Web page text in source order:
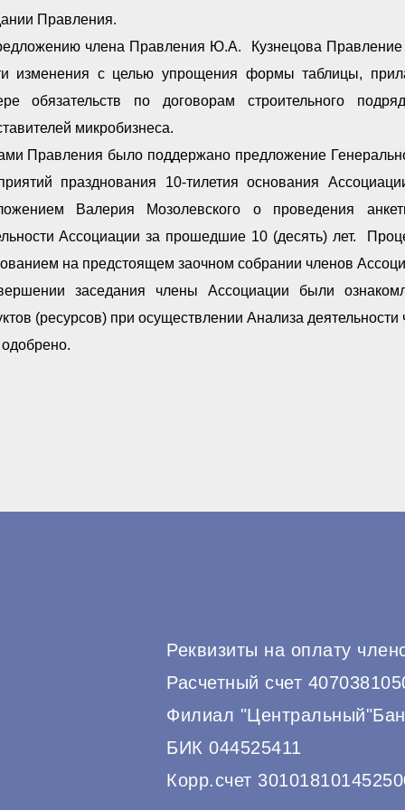
Правления.
члена Правления Ю.А. Кузнецова Правление
изменения с целью упрощения формы таблицы,
обязательств по договорам строительного
микробизнеса.
Правления было поддержано предложение
празднования 10-тилетия основания
Валерия Мозолевского о проведения
Ассоциации за прошедшие 10 (десять) лет.
на предстоящем заочном собрании членов
заседания члены Ассоциации были
(ресурсов) при осуществлении Анализа
Реквизиты на оплату
Расчетный счет
Филиал
БИК 044525411
Корр.счет